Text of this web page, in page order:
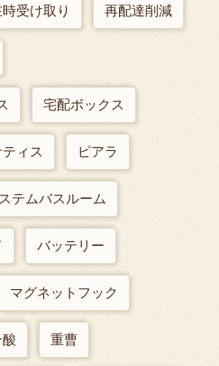
受け取り 再配達削減
宅配ボックス
ィス ピアラ
テムバスルーム
バッテリー
マグネットフック
重曹